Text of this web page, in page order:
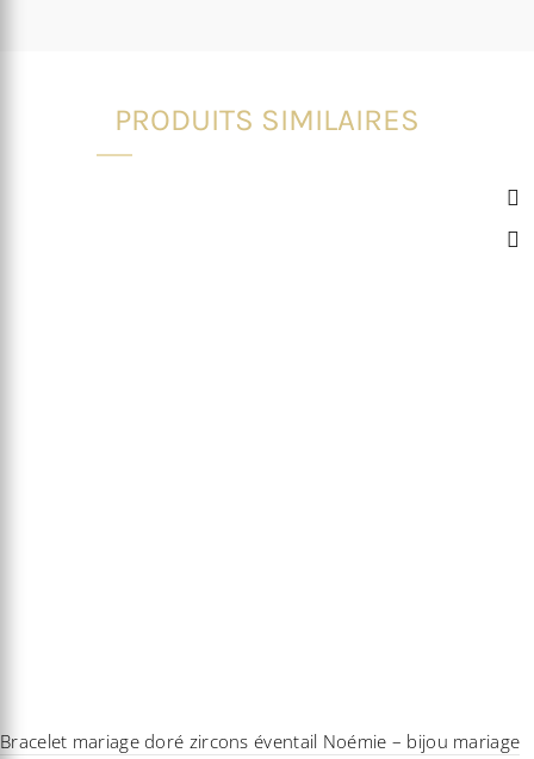
PRODUITS SIMILAIRES
Bracelet mariage doré zircons éventail Noémie – bijou mariage